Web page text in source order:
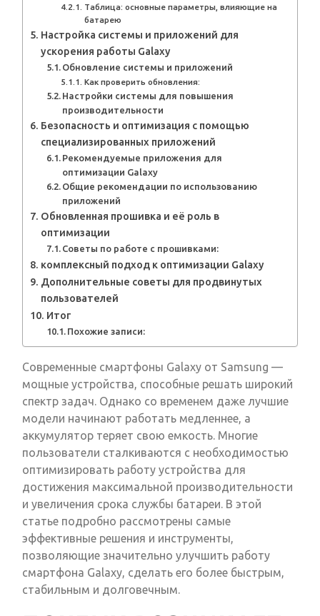
Таблица: основные параметры, влияющие на
батарею
Настройка системы и приложений для
ускорения работы Galaxy
Обновление системы и приложений
Как проверить обновления:
Настройки системы для повышения
производительности
Безопасность и оптимизация с помощью
специализированных приложений
Рекомендуемые приложения для
оптимизации Galaxy
Общие рекомендации по использованию
приложений
Обновленная прошивка и её роль в
оптимизации
Советы по работе с прошивками:
комплексный подход к оптимизации Galaxy
Дополнительные советы для продвинутых
пользователей
Итог
Похожие записи:
Современные смартфоны Galaxy от Samsung —
мощные устройства, способные решать широкий
спектр задач. Однако со временем даже лучшие
модели начинают работать медленнее, а
аккумулятор теряет свою емкость. Многие
пользователи сталкиваются с необходимостью
оптимизировать работу устройства для
достижения максимальной производительности
и увеличения срока службы батареи. В этой
статье подробно рассмотрены самые
эффективные решения и инструменты,
позволяющие значительно улучшить работу
смартфона Galaxy, сделать его более быстрым,
стабильным и долговечным.